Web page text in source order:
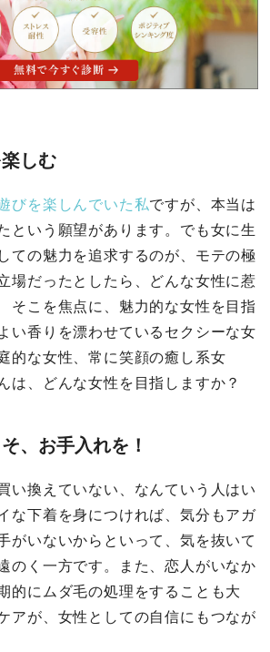
しむ
びを楽しんでいた私ですが、本当は
という願望があります。でも女に生
ての魅力を追求するのが、モテの極
場だったとしたら、どんな女性に惹
こを焦点に、魅力的な女性を目指
い香りを漂わせているセクシーな女
的な女性、常に笑顔の癒し系女
は、どんな女性を目指しますか？
、お手入れを！
い換えていない、なんていう人はい
な下着を身につければ、気分もアガ
がいないからといって、気を抜いて
のく一方です。また、恋人がいなか
的にムダ毛の処理をすることも大
アが、女性としての自信にもつなが